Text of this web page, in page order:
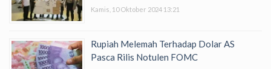
Kamis, 10 Oktober 2024 13:21
Rupiah Melemah Terhadap Dolar AS
Pasca Rilis Notulen FOMC